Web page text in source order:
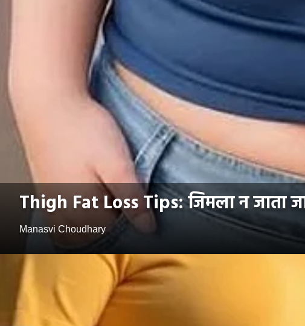
Thigh Fat Loss Tips: जिमला न जाता
Manasvi Choudhary